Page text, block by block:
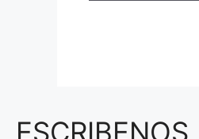
ESCRIBENOS